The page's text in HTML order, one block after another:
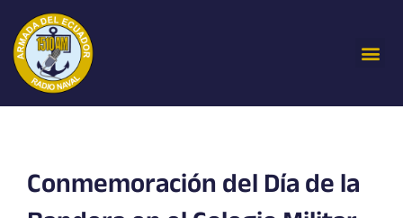
contenido
Conmemoración del Día de la